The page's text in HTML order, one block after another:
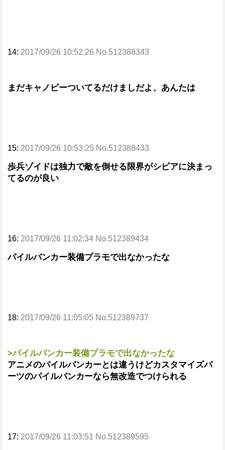
14: 2017/09/26 10:52:26 No.512388343
まだキャノピーついてるだけましだよ、あんたは
15: 2017/09/26 10:53:25 No.512388433
歩兵ゾイドは独力で敵を倒せる限界がシビアに決まっ
てるのが良い
16: 2017/09/26 11:02:34 No.512389434
パイルバンカー装備プラモで出なかったな
18: 2017/09/26 11:05:05 No.512389737
>パイルバンカー装備プラモで出なかったな
アニメのパイルバンカーとは違うけどカスタマイズパ
ーツのパイルバンカーなら無改造でつけられる
17: 2017/09/26 11:03:51 No.512389595